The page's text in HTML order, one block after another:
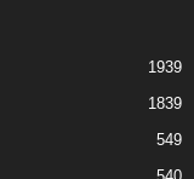
1939
1839
549